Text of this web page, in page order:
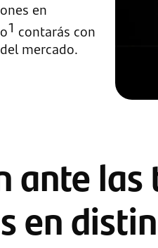
en
1 contarás con
mercado.
ante
en